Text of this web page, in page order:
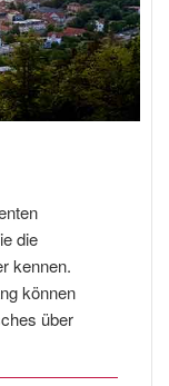
die
kennen.
können
über